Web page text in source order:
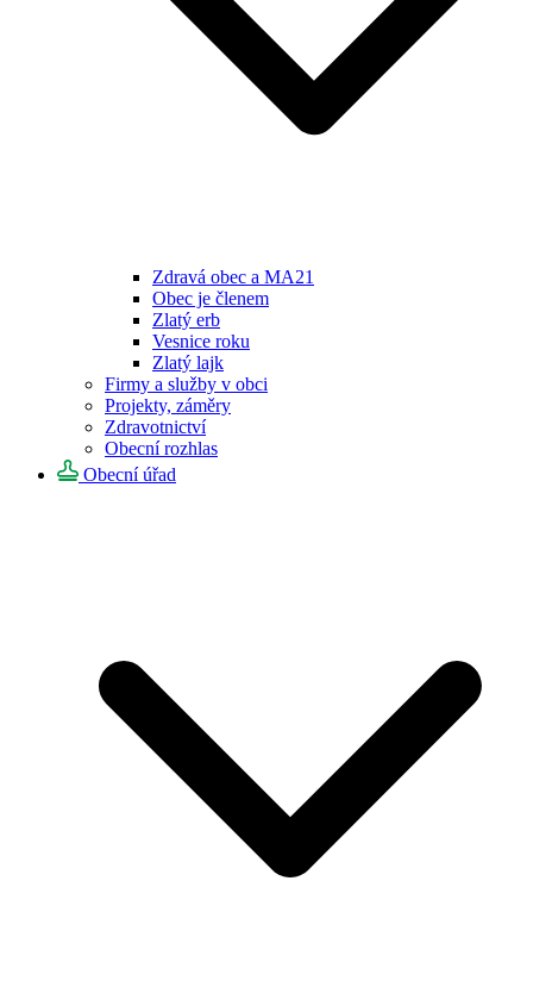
Zdravá obec a MA21
Obec je členem
Zlatý erb
Vesnice roku
Zlatý lajk
Firmy a služby v obci
Projekty, záměry
Zdravotnictví
Obecní rozhlas
Obecní úřad